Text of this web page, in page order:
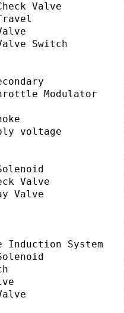
Valve           真
车
Valve                 真
Switch          真
伏
电
真
Modulator     真
真
voltage           汽
车
真
Valve             真
Valve              真
真
System    (
真
真
真
Valve                 真
真